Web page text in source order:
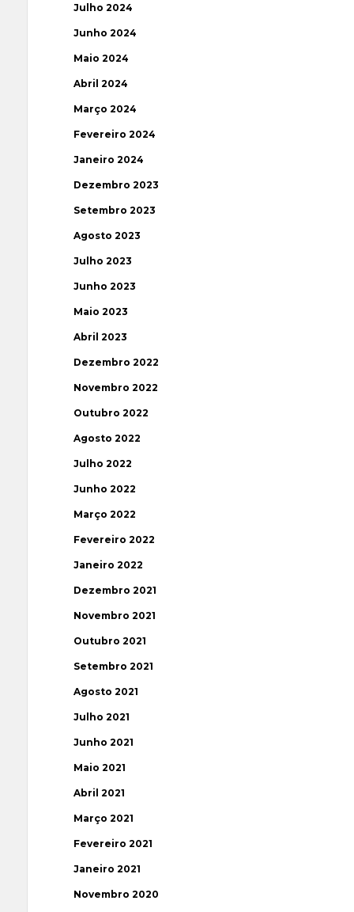
Julho 2024
Junho 2024
Maio 2024
Abril 2024
Março 2024
Fevereiro 2024
Janeiro 2024
Dezembro 2023
Setembro 2023
Agosto 2023
Julho 2023
Junho 2023
Maio 2023
Abril 2023
Dezembro 2022
Novembro 2022
Outubro 2022
Agosto 2022
Julho 2022
Junho 2022
Março 2022
Fevereiro 2022
Janeiro 2022
Dezembro 2021
Novembro 2021
Outubro 2021
Setembro 2021
Agosto 2021
Julho 2021
Junho 2021
Maio 2021
Abril 2021
Março 2021
Fevereiro 2021
Janeiro 2021
Novembro 2020